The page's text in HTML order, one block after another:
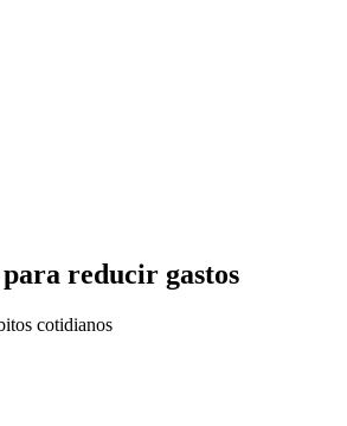
reducir gastos
cotidianos